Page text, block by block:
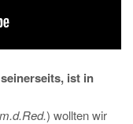
seinerseits, ist in
) wollten wir